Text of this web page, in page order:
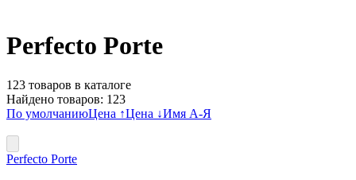
Perfecto Porte
123 товаров в каталоге
Найдено товаров: 123
По умолчаниюЦена ↑Цена ↓Имя А-Я
Perfecto Porte